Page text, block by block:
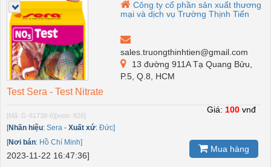
Công ty cổ phần sản xuất thương
mại và dịch vụ Trường Thịnh Tiến
sales.truongthinhtien@gmail.com
13 đường 911A Tạ Quang Bửu,
P.5, Q.8, HCM
Test Sera - Test Nitrate
[Mã: G-61738-6][xem: 826]
[Nhãn hiệu: Sera - Xuất xứ: Đức]
[Nơi bán: Hồ Chí Minh]
2023-11-22 16:47:36]
Giá: 100 vnđ
Mua hàng